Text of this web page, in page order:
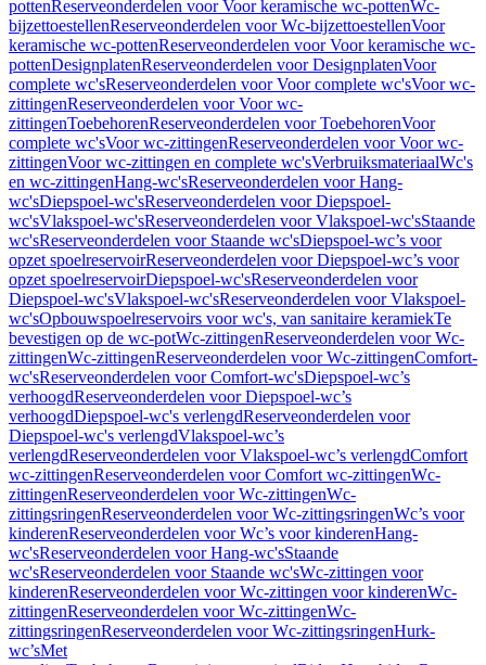
pottenReserveonderdelen voor Voor keramische wc-pottenWc-
bijzettoestellenReserveonderdelen voor Wc-bijzettoestellenVoor
keramische wc-pottenReserveonderdelen voor Voor keramische wc-
pottenDesignplatenReserveonderdelen voor DesignplatenVoor
complete wc'sReserveonderdelen voor Voor complete wc'sVoor wc-
zittingenReserveonderdelen voor Voor wc-
zittingenToebehorenReserveonderdelen voor ToebehorenVoor
complete wc'sVoor wc-zittingenReserveonderdelen voor Voor wc-
zittingenVoor wc-zittingen en complete wc'sVerbruiksmateriaalWc's
en wc-zittingenHang-wc'sReserveonderdelen voor Hang-
wc'sDiepspoel-wc'sReserveonderdelen voor Diepspoel-
wc'sVlakspoel-wc'sReserveonderdelen voor Vlakspoel-wc'sStaande
wc'sReserveonderdelen voor Staande wc'sDiepspoel-wc’s voor
opzet spoelreservoirReserveonderdelen voor Diepspoel-wc’s voor
opzet spoelreservoirDiepspoel-wc'sReserveonderdelen voor
Diepspoel-wc'sVlakspoel-wc'sReserveonderdelen voor Vlakspoel-
wc'sOpbouwspoelreservoirs voor wc's, van sanitaire keramiekTe
bevestigen op de wc-potWc-zittingenReserveonderdelen voor Wc-
zittingenWc-zittingenReserveonderdelen voor Wc-zittingenComfort-
wc'sReserveonderdelen voor Comfort-wc'sDiepspoel-wc’s
verhoogdReserveonderdelen voor Diepspoel-wc’s
verhoogdDiepspoel-wc's verlengdReserveonderdelen voor
Diepspoel-wc's verlengdVlakspoel-wc’s
verlengdReserveonderdelen voor Vlakspoel-wc’s verlengdComfort
wc-zittingenReserveonderdelen voor Comfort wc-zittingenWc-
zittingenReserveonderdelen voor Wc-zittingenWc-
zittingsringenReserveonderdelen voor Wc-zittingsringenWc’s voor
kinderenReserveonderdelen voor Wc’s voor kinderenHang-
wc'sReserveonderdelen voor Hang-wc'sStaande
wc'sReserveonderdelen voor Staande wc'sWc-zittingen voor
kinderenReserveonderdelen voor Wc-zittingen voor kinderenWc-
zittingenReserveonderdelen voor Wc-zittingenWc-
zittingsringenReserveonderdelen voor Wc-zittingsringenHurk-
wc’sMet